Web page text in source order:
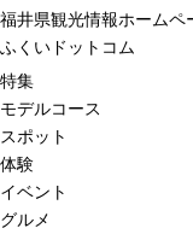
福井県観光情報ホームペ
ふくいドットコム
特集
モデルコース
スポット
体験
イベント
グルメ